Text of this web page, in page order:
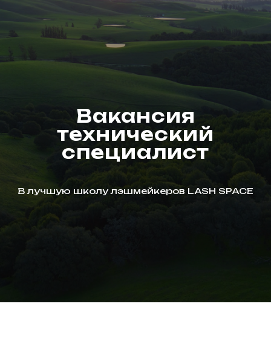
Вакансия
технический
специалист
В лучшую школу лэшмейкеров LASH SPACE